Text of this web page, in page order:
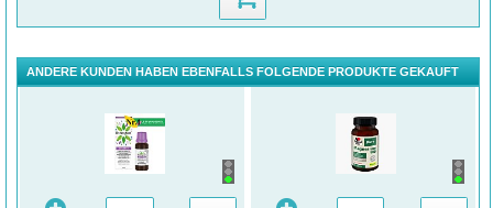
Für Erwachsene (ab 18 Jahren): Eine Tablette täglich mit einem kalten Getränk
ANDERE KUNDEN HABEN EBENFALLS FOLGENDE PRODUKTE GEKAUFT